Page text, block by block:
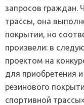
запросов граждан.
трассы, она
покрытии, но
произвели: в
проектом на
для приобретения
резинового
спортивной